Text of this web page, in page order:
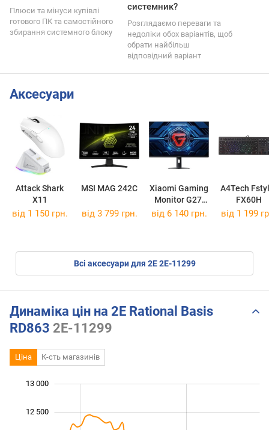
Плюси та мінуси купівлі
готового ПК та самостійного
збирання системного блоку
системник?
Розглядаємо переваги та
недоліки обох варіантів, щоб
обрати найбільш
відповідний варіант
Аксесуари
Attack Shark
X11
MSI MAG 242C
Xiaomi Gaming
Monitor G27i
2026
A4Tech
FX60H
від 1 150 грн. від 3 799 грн. від 6 140 грн. від 1 199
Всі аксесуари для 2E 2E-11299
Динаміка цін на 2E Rational Basis
RD863 2E-11299
Ціна К-сть магазинів
12 500
13 000